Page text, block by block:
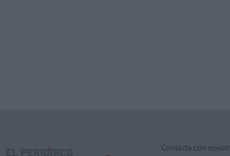
Contacta con